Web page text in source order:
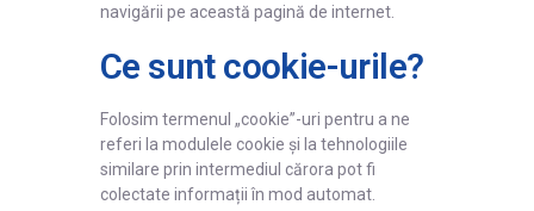
navigării pe această pagină de internet.
Ce sunt cookie-urile?
Folosim termenul „cookie”-uri pentru a ne
referi la modulele cookie și la tehnologiile
similare prin intermediul cărora pot fi
colectate informații în mod automat.